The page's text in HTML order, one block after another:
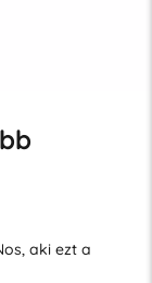
aki ezt a